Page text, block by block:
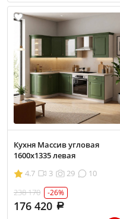
Кухня Массив угловая
1600х1335 левая
4.7
3 29
10
238 170
-26%
176 420